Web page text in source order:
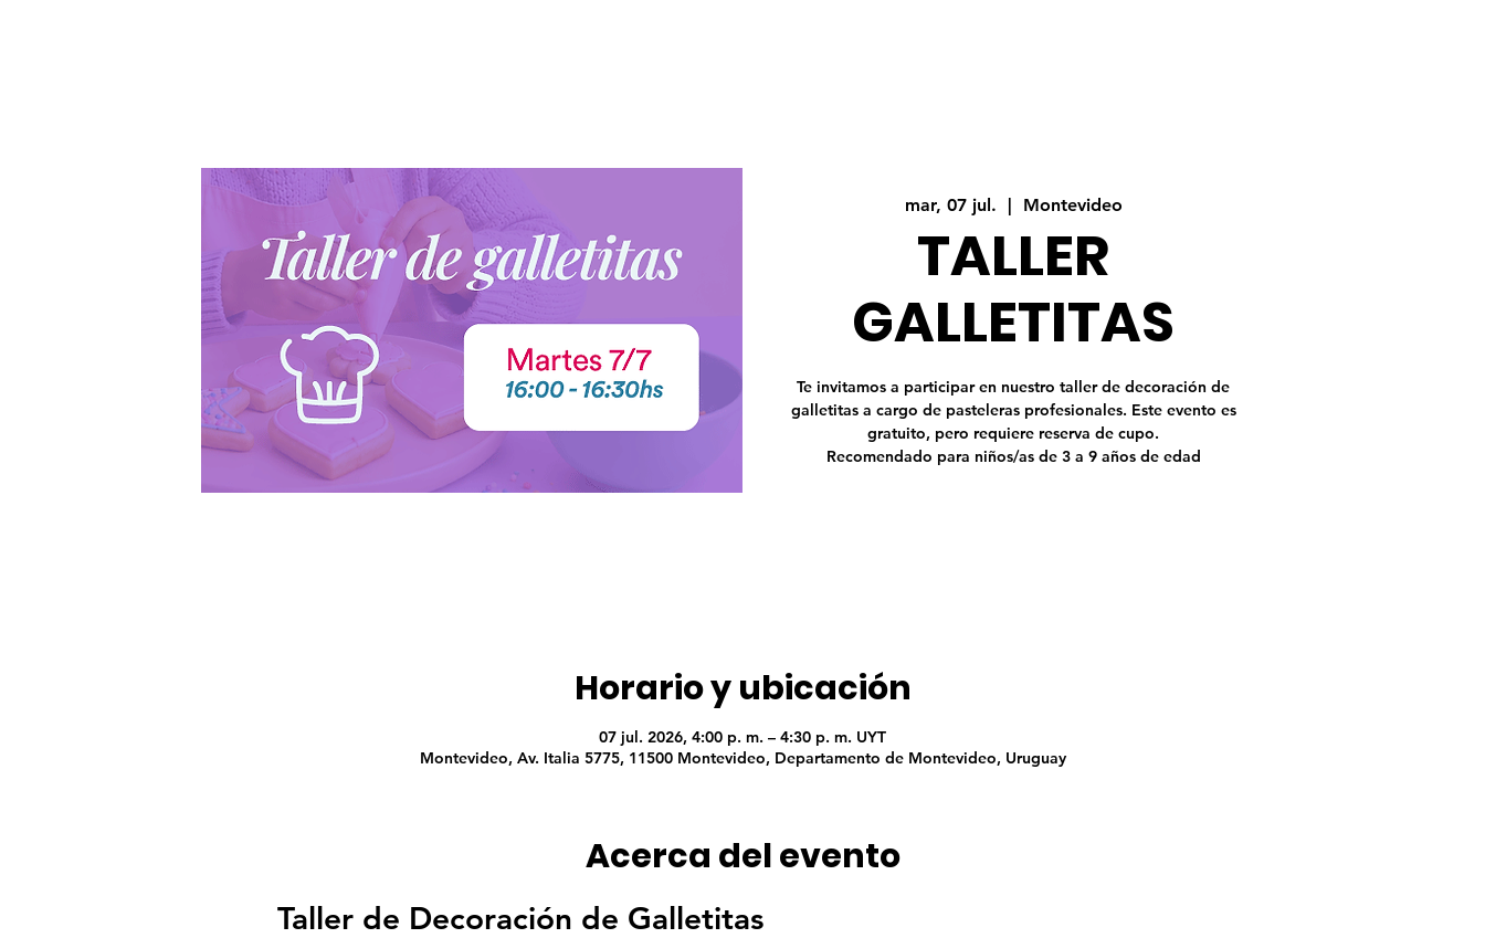
mar, 07 jul.
  |
Montevideo
TALLER
GALLETITAS
Te invitamos a participar en nuestro taller de decoración de
galletitas a cargo de pasteleras profesionales. Este evento es
gratuito, pero requiere reserva de cupo.
Recomendado para niños/as de 3 a 9 años de edad
Horario y ubicación
07 jul. 2026, 4:00 p. m. – 4:30 p. m. UYT
Montevideo, Av. Italia 5775, 11500 Montevideo, Departamento de Montevideo, Uruguay
Acerca del evento
Taller de Decoración de Galletitas